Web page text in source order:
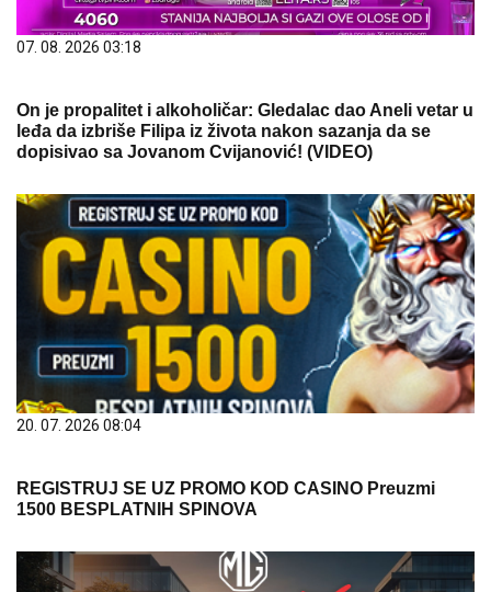
07. 08. 2026 03:18
On je propalitet i alkoholičar: Gledalac dao Aneli vetar u
leđa da izbriše Filipa iz života nakon sazanja da se
dopisivao sa Jovanom Cvijanović! (VIDEO)
20. 07. 2026 08:04
REGISTRUJ SE UZ PROMO KOD CASINO Preuzmi
1500 BESPLATNIH SPINOVA